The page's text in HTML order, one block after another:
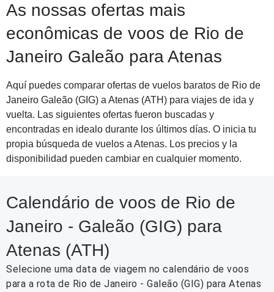
As nossas ofertas mais
econômicas de voos de Rio de
Janeiro Galeão para Atenas
Aquí puedes comparar ofertas de vuelos baratos de Rio de
Janeiro Galeão (GIG) a Atenas (ATH) para viajes de ida y
vuelta. Las siguientes ofertas fueron buscadas y
encontradas en idealo durante los últimos días. O inicia tu
propia búsqueda de vuelos a Atenas. Los precios y la
disponibilidad pueden cambiar en cualquier momento.
Calendário de voos de Rio de
Janeiro - Galeão (GIG) para
Atenas (ATH)
Selecione uma data de viagem no calendário de voos
para a rota de Rio de Janeiro - Galeão (GIG) para Atenas